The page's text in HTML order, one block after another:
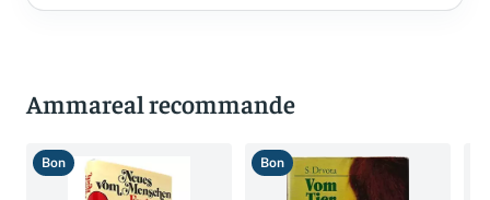
Ammareal recommande
Bon Bon